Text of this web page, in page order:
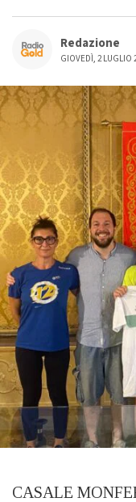
Redazione
GIOVEDÌ, 2 LUGLIO
CASALE